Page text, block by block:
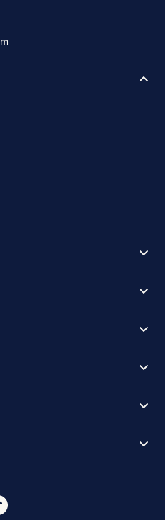
Youtube
Instagram
nuestro TikTok